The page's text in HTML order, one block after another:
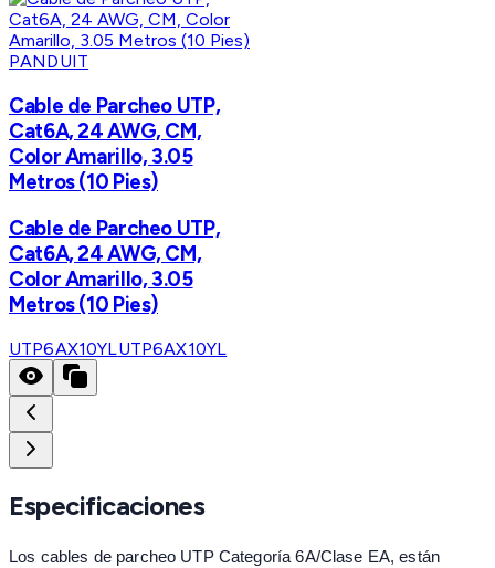
PANDUIT
Cable de Parcheo UTP,
Cat6A, 24 AWG, CM,
Color Amarillo, 3.05
Metros (10 Pies)
Cable de Parcheo UTP,
Cat6A, 24 AWG, CM,
Color Amarillo, 3.05
Metros (10 Pies)
UTP6AX10YLUTP6AX10YL
Especificaciones
Los cables de parcheo UTP Categoría 6A/Clase EA, están